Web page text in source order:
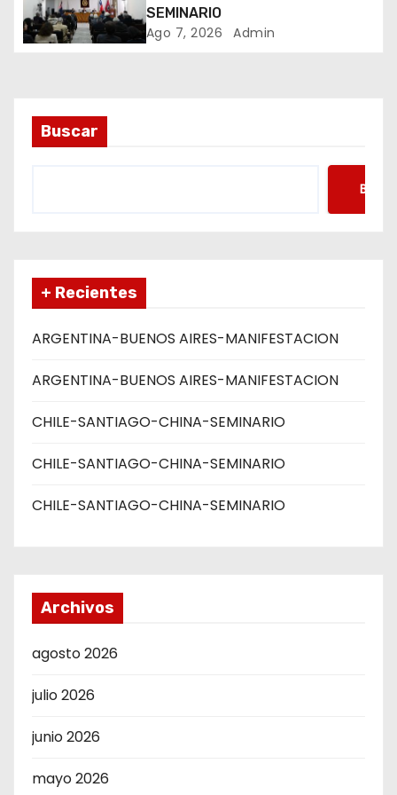
t
SEMINARIO
Ago 7, 2026 Admin
Buscar
+ Recientes
ARGENTINA-BUENOS AIRES-MANIFESTACION
ARGENTINA-BUENOS AIRES-MANIFESTACION
CHILE-SANTIAGO-CHINA-SEMINARIO
CHILE-SANTIAGO-CHINA-SEMINARIO
CHILE-SANTIAGO-CHINA-SEMINARIO
Archivos
agosto 2026
julio 2026
junio 2026
mayo 2026